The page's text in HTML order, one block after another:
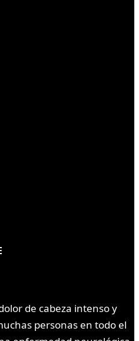
de cabeza intenso y
personas en todo el